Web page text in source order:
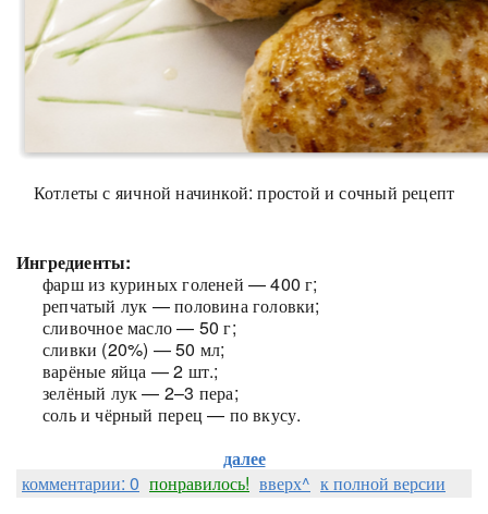
Котлеты с яичной начинкой: простой и сочный рецепт
Ингредиенты:
фарш из куриных голеней — 400 г;
репчатый лук — половина головки;
сливочное масло — 50 г;
сливки (20%) — 50 мл;
варёные яйца — 2 шт.;
зелёный лук — 2–3 пера;
соль и чёрный перец — по вкусу.
далее
комментарии: 0 понравилось! вверх^ к полной версии